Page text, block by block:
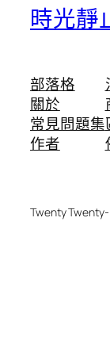
時光靜
部落格
關於
常見問題集
作者
Twenty